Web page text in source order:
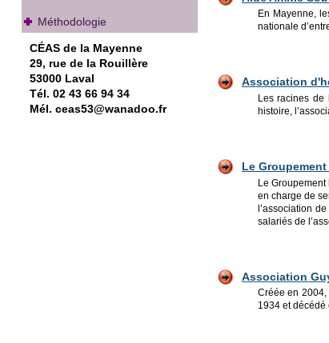
Méthodologie
CÉAS de la Mayenne
29, rue de la Rouillère
53000 Laval
Tél. 02 43 66 94 34
Mél. ceas53@wanadoo.fr
En Mayenne,
nationale
Association
Les racines de
histoire,
Le
Le Groupement
en charge de
l’association
salariés de
Association
Créée en 2004,
1934 et décédé